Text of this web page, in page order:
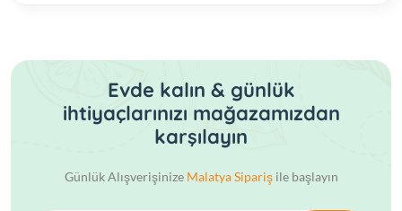
Evde kalın & günlük
ihtiyaçlarınızı mağazamızdan
karşılayın
Günlük Alışverişinize Malatya Siparişile başlayın